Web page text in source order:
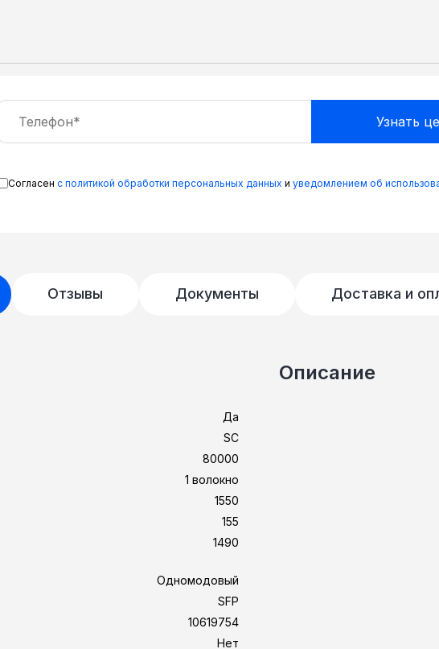
Согласен с политикой обработки персональных данных и уведомлением об
Отзывы Документы Доставка и
Да
SC
80000
1 волокно
1550
155
1490
Одномодовый
SFP
10619754
Нет
Описание